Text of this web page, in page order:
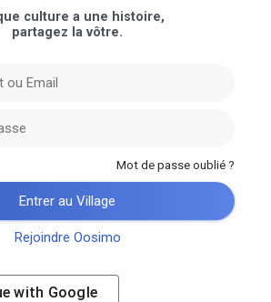
culture a une histoire,
partagez la vôtre.
Mot de passe oublié ?
Entrer au Village
Rejoindre Oosimo
with Google